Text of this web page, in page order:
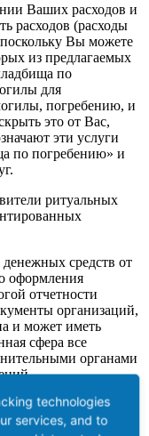
Ваших расходов и
расходов (расходы
Вы можете
из предлагаемых
по
для
погребению, и
это от Вас,
эти услуги
по погребению» и
ритуальных
средств от
оформления
отчетности
организаций,
и может иметь
сфера все
органами
достойного
technologies
services, and to